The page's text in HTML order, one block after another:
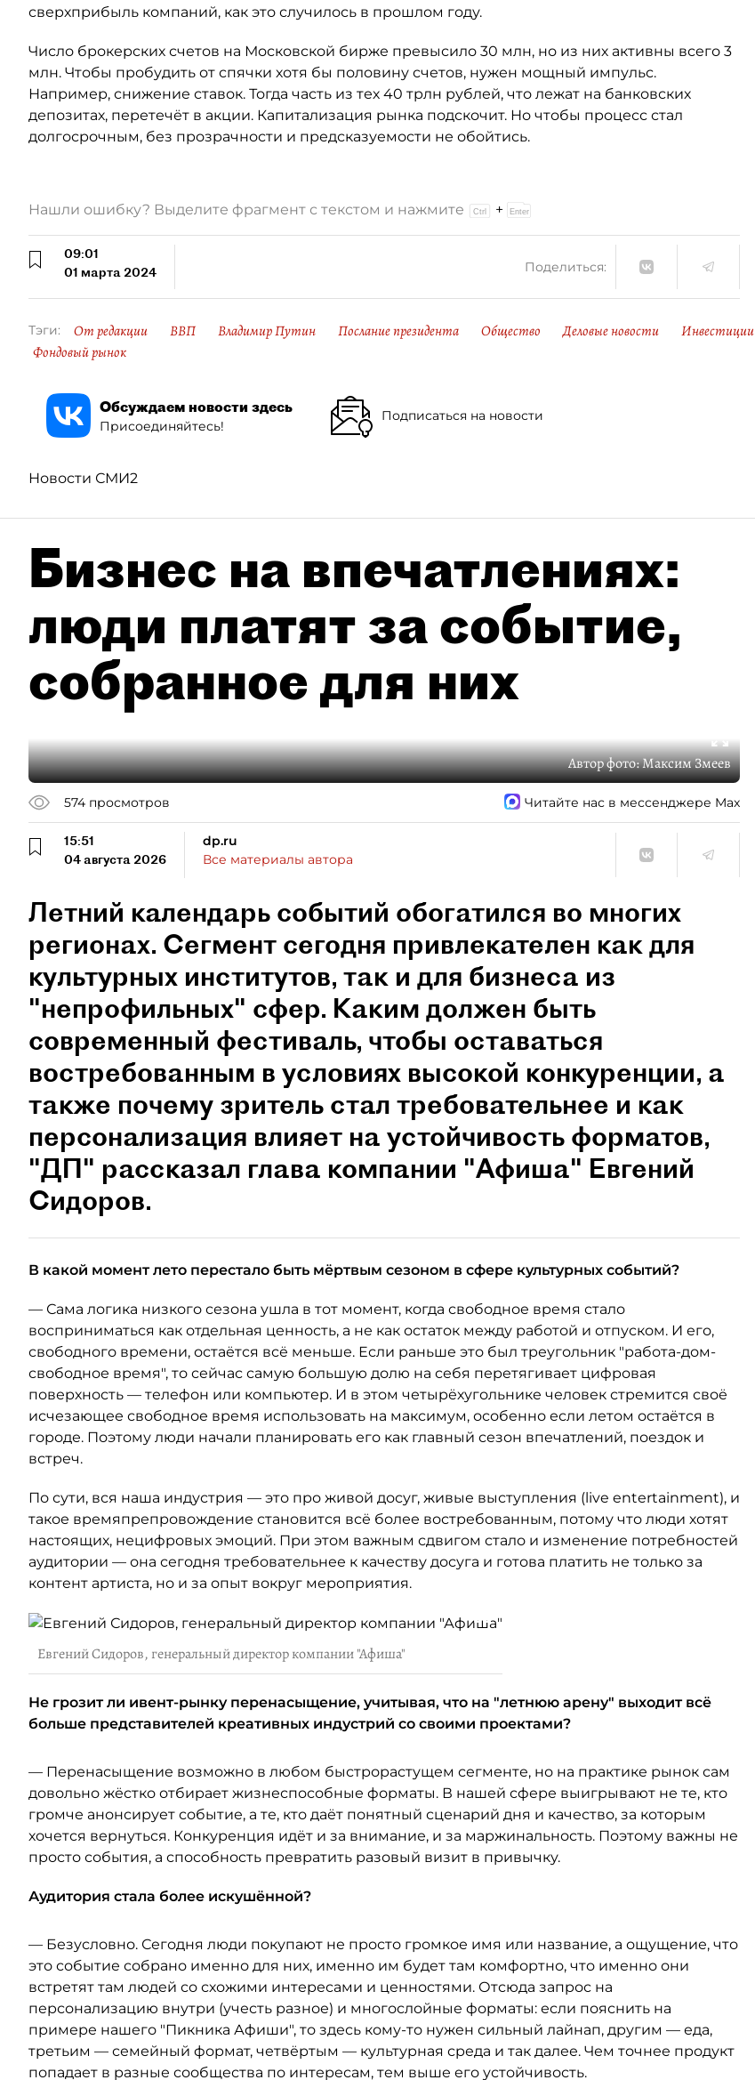
сверхприбыль компаний, как это случилось в прошлом году.
Число брокерских счетов на Московской бирже превысило 30 млн, но из них активны всего 3
млн. Чтобы пробудить от спячки хотя бы половину счетов, нужен мощный импульс.
Например, снижение ставок. Тогда часть из тех 40 трлн рублей, что лежат на банковских
депозитах, перетечёт в акции. Капитализация рынка подскочит. Но чтобы процесс стал
долгосрочным, без прозрачности и предсказуемости не обойтись.
Нашли ошибку? Выделите фрагмент с текстом и нажмите +
09:01
01 марта 2024
Поделиться:
Тэги: От редакции ВВП Владимир Путин Послание президента Общество Деловые новости Инвестиции
Фондовый рынок
Обсуждаем новости здесь
Присоединяйтесь!
Подписаться на новости
Новости СМИ2
Бизнес на впечатлениях:
люди платят за событие,
собранное для них
Автор фото:Максим Змеев
574 просмотров Читайте нас в мессенджере Max
15:51
04 августа 2026
dp.ru
Все материалы автора
Летний календарь событий обогатился во многих
регионах. Сегмент сегодня привлекателен как для
культурных институтов, так и для бизнеса из
"непрофильных" сфер. Каким должен быть
современный фестиваль, чтобы оставаться
востребованным в условиях высокой конкуренции, а
также почему зритель стал требовательнее и как
персонализация влияет на устойчивость форматов,
"ДП" рассказал глава компании "Афиша" Евгений
Сидоров.
В какой момент лето перестало быть мёртвым сезоном в сфере культурных событий?
— Сама логика низкого сезона ушла в тот момент, когда свободное время стало
восприниматься как отдельная ценность, а не как остаток между работой и отпуском. И его,
свободного времени, остаётся всё меньше. Если раньше это был треугольник "работа-дом-
свободное время", то сейчас самую большую долю на себя перетягивает цифровая
поверхность — телефон или компьютер. И в этом четырёхугольнике человек стремится своё
исчезающее свободное время использовать на максимум, особенно если летом остаётся в
городе. Поэтому люди начали планировать его как главный сезон впечатлений, поездок и
встреч.
По сути, вся наша индустрия — это про живой досуг, живые выступления (live entertainment), и
такое времяпрепровождение становится всё более востребованным, потому что люди хотят
настоящих, нецифровых эмоций. При этом важным сдвигом стало и изменение потребностей
аудитории — она сегодня требовательнее к качеству досуга и готова платить не только за
контент артиста, но и за опыт вокруг мероприятия.
Евгений Сидоров, генеральный директор компании "Афиша"
Не грозит ли ивент-рынку перенасыщение, учитывая, что на "летнюю арену" выходит всё
больше представителей креативных индустрий со своими проектами?
— Перенасыщение возможно в любом быстрорастущем сегменте, но на практике рынок сам
довольно жёстко отбирает жизнеспособные форматы. В нашей сфере выигрывают не те, кто
громче анонсирует событие, а те, кто даёт понятный сценарий дня и качество, за которым
хочется вернуться. Конкуренция идёт и за внимание, и за маржинальность. Поэтому важны не
просто события, а способность превратить разовый визит в привычку.
Аудитория стала более искушённой?
— Безусловно. Сегодня люди покупают не просто громкое имя или название, а ощущение, что
это событие собрано именно для них, именно им будет там комфортно, что именно они
встретят там людей со схожими интересами и ценностями. Отсюда запрос на
персонализацию внутри (учесть разное) и многослойные форматы: если пояснить на
примере нашего "Пикника Афиши", то здесь кому-то нужен сильный лайнап, другим — еда,
третьим — семейный формат, четвёртым — культурная среда и так далее. Чем точнее продукт
попадает в разные сообщества по интересам, тем выше его устойчивость.